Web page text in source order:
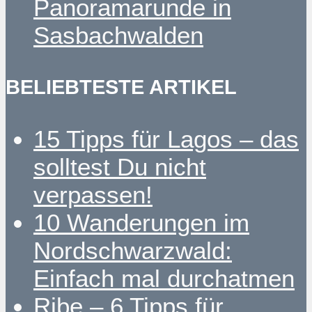
Panoramarunde in
Sasbachwalden
BELIEBTESTE ARTIKEL
15 Tipps für Lagos – das
solltest Du nicht
verpassen!
10 Wanderungen im
Nordschwarzwald:
Einfach mal durchatmen
Ribe – 6 Tipps für